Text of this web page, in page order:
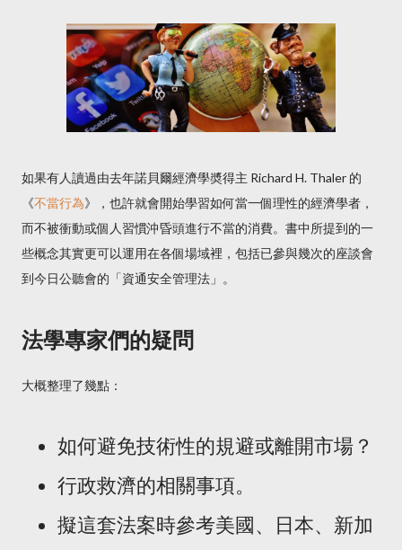
如果有人讀過由去年諾貝爾經濟學奬得主 Richard H. Thaler 的
《不當行為》，也許就會開始學習如何當一個理性的經濟學者，
而不被衝動或個人習慣沖昏頭進行不當的消費。書中所提到的一
些概念其實更可以運用在各個場域裡，包括已參與幾次的座談會
到今日公聽會的「資通安全管理法」。
法學專家們的疑問
大概整理了幾點：
如何避免技術性的規避或離開市場？
行政救濟的相關事項。
擬這套法案時參考美國、日本、新加